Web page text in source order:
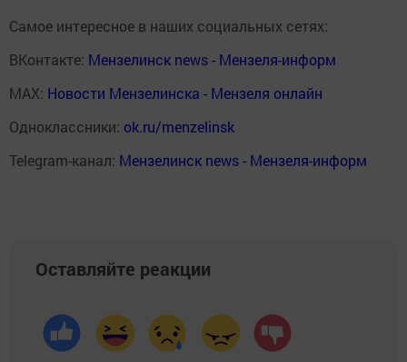
Самое интересное в наших социальных сетях:
ВКонтакте: Мензелинск news - Мензеля-информ
MAX: Новости Мензелинска - Мензеля онлайн
Одноклассники: ok.ru/menzelinsk
Telegram-канал: Мензелинск news - Мензеля-информ
Оставляйте реакции